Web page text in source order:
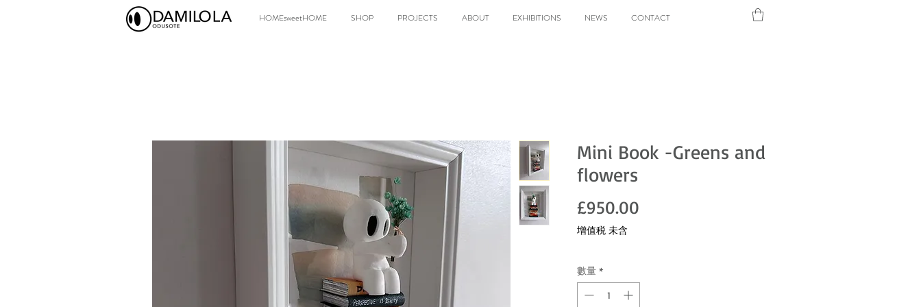
HOMEsweetHOME SHOP PROJECTS ABOUT EXHIBITIONS NEWS CONTACT
Mini Book -Greens and
flowers
£950.00
增值税 未含
數量 *